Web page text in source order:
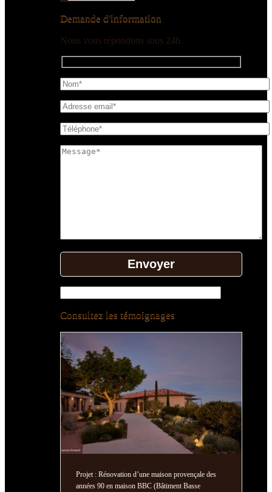
Demande d'information
Nous vous répondons sous 24h.
Consultez les témoignages
Projet : Rénovation d’une maison provençale des
années 90 en maison BBC (Bâtiment Basse